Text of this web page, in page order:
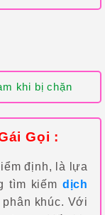
khi bị chặn
Gọi :
định, là lựa
tìm kiếm dịch
khúc. Với